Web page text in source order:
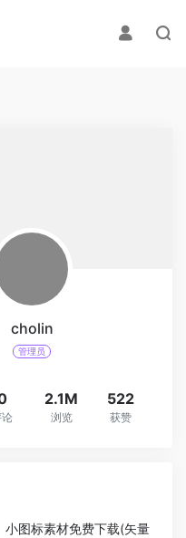
cholin
管理员
2.1M
浏览
522
获赞
小图标素材免费下载(矢量